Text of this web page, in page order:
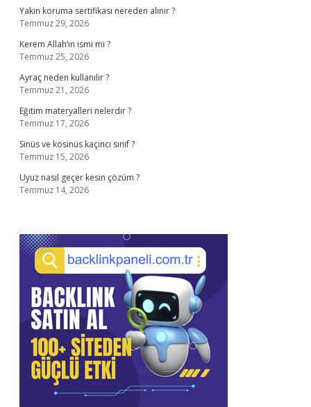
Yakın koruma sertifikası nereden alınır ?
Temmuz 29, 2026
Kerem Allah’ın ismi mi ?
Temmuz 25, 2026
Ayraç neden kullanılır ?
Temmuz 21, 2026
Eğitim materyalleri nelerdir ?
Temmuz 17, 2026
Sinüs ve kosinüs kaçıncı sınıf ?
Temmuz 15, 2026
Uyuz nasıl geçer kesin çözüm ?
Temmuz 14, 2026